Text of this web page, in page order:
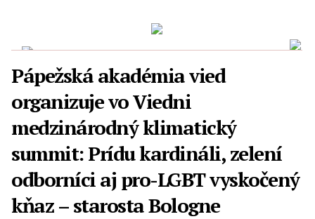
Pápežská akadémia vied
organizuje vo Viedni
medzinárodný klimatický
summit: Prídu kardináli, zelení
odborníci aj pro-LGBT vyskočený
kňaz – starosta Bologne